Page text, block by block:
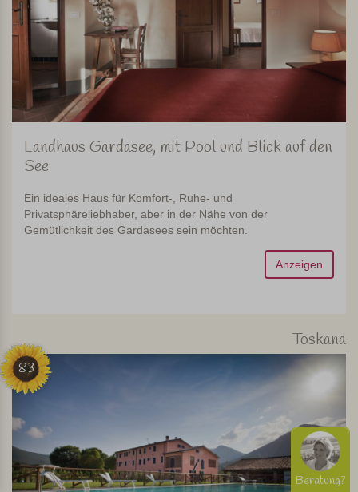
Landhaus Gardasee, mit Pool und Blick auf den
See
Ein ideales Haus für Komfort-, Ruhe- und
Privatsphäreliebhaber, aber in der Nähe von der
Gemütlichkeit des Gardasees sein möchten.
Anzeigen
Toskana
83
Beratung?